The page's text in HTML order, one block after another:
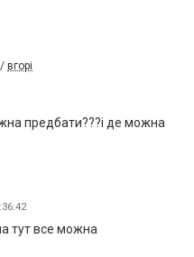
/ вгорі
предбати???і де можна
тут все можна